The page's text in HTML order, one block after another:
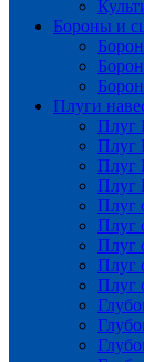
Бороны и
Плуги
Плуг
Плуг
Плуг
Плуг
Плуг
Плуг
Плуг
Плуг
Плуг